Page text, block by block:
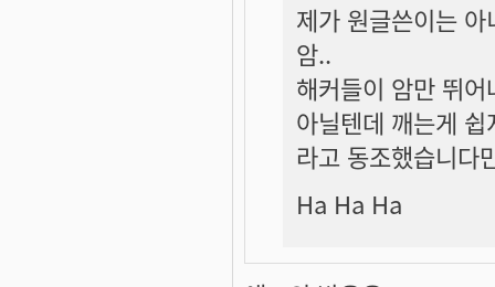
제가 원글쓴이는
암..
해커들이 암만 뛰
아닐텐데 깨는게
라고 동조했습니다
Ha Ha Ha